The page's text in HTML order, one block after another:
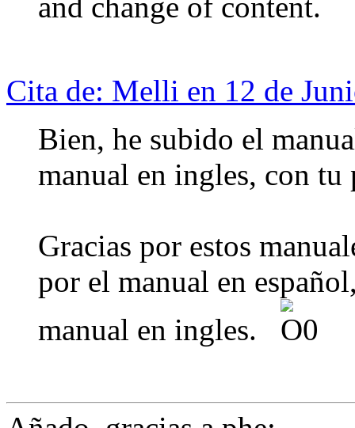
and change of content.
Cita de: Melli en 12 de
Bien, he subido el
manual en ingles, con
Gracias por estos
por el manual en
manual en ingles.